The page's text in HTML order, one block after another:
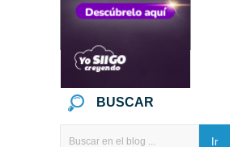
BUSCAR